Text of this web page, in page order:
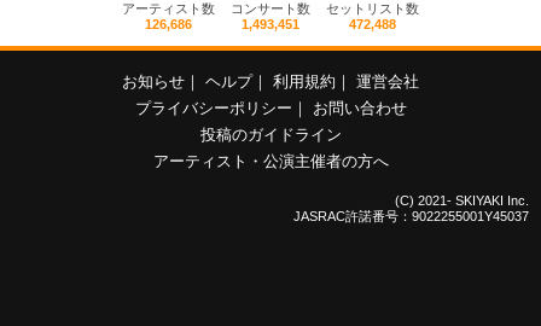
アーティスト数
126,686
コンサート数
1,493,451
セットリスト数
472,488
お知らせ ヘルプ 利用規約
運営会社
プライバシーポリシー
お問い合わせ
投稿のガイドライン
アーティスト・公演主催者の方へ
(C) 2021- SKIYAKI Inc.
JASRAC許諾番号：9022255001Y45037